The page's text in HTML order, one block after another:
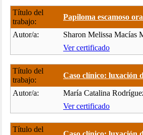
Título del
trabajo:
Papiloma escamoso
Autor/a:
Sharon Melissa Macías
Ver certificado
Título del
trabajo:
Caso clínico: luxación
Autor/a:
María Catalina
Ver certificado
Título del